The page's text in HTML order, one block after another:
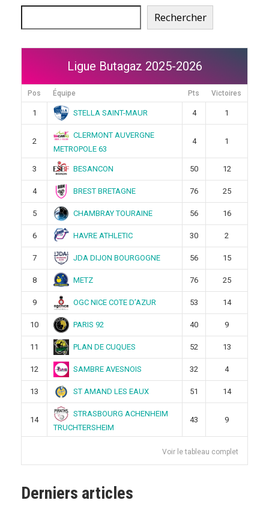
Rechercher
Ligue Butagaz 2025-2026
Pos Équipe Pts Victoires
1 STELLA SAINT-MAUR 4 1
2
CLERMONT AUVERGNE
METROPOLE 63
4 1
3 BESANCON 50 12
4 BREST BRETAGNE 76 25
5 CHAMBRAY TOURAINE 56 16
6 HAVRE ATHLETIC 30 2
7 JDA DIJON BOURGOGNE 56 15
8 METZ 76 25
9 OGC NICE COTE D’AZUR 53 14
10 PARIS 92 40 9
11 PLAN DE CUQUES 52 13
12 SAMBRE AVESNOIS 32 4
13 ST AMAND LES EAUX 51 14
14
STRASBOURG ACHENHEIM
TRUCHTERSHEIM
43 9
Voir le tableau complet
Derniers articles